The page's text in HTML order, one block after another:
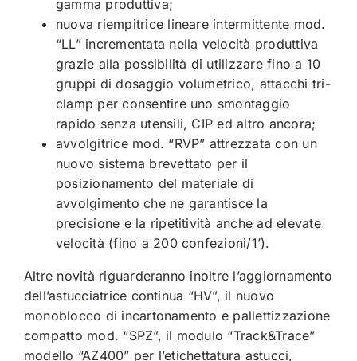
gamma produttiva;
nuova riempitrice lineare intermittente mod.
“LL” incrementata nella velocità produttiva
grazie alla possibilità di utilizzare fino a 10
gruppi di dosaggio volumetrico, attacchi tri-
clamp per consentire uno smontaggio
rapido senza utensili, CIP ed altro ancora;
avvolgitrice mod. “RVP” attrezzata con un
nuovo sistema brevettato per il
posizionamento del materiale di
avvolgimento che ne garantisce la
precisione e la ripetitività anche ad elevate
velocità (fino a 200 confezioni/1’).
Altre novità riguarderanno inoltre l’aggiornamento
dell’astucciatrice continua “HV”, il nuovo
monoblocco di incartonamento e pallettizzazione
compatto mod. “SPZ”, il modulo “Track&Trace”
modello “AZ400” per l’etichettatura astucci,